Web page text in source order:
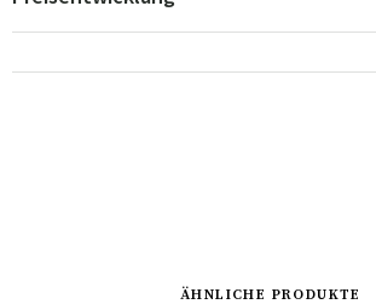
ÄHNLICHE PRODUKTE